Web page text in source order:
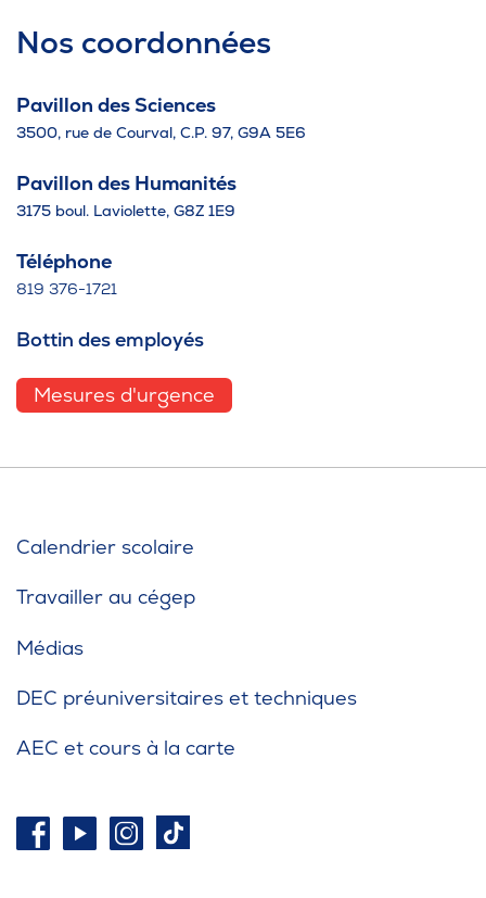
Nos coordonnées
Pavillon des Sciences
3500, rue de Courval, C.P. 97, G9A 5E6
Pavillon des Humanités
3175 boul. Laviolette, G8Z 1E9
Téléphone
819 376-1721
Bottin des employés
Mesures d'urgence
Calendrier scolaire
Travailler au cégep
Médias
DEC préuniversitaires et techniques
AEC et cours à la carte